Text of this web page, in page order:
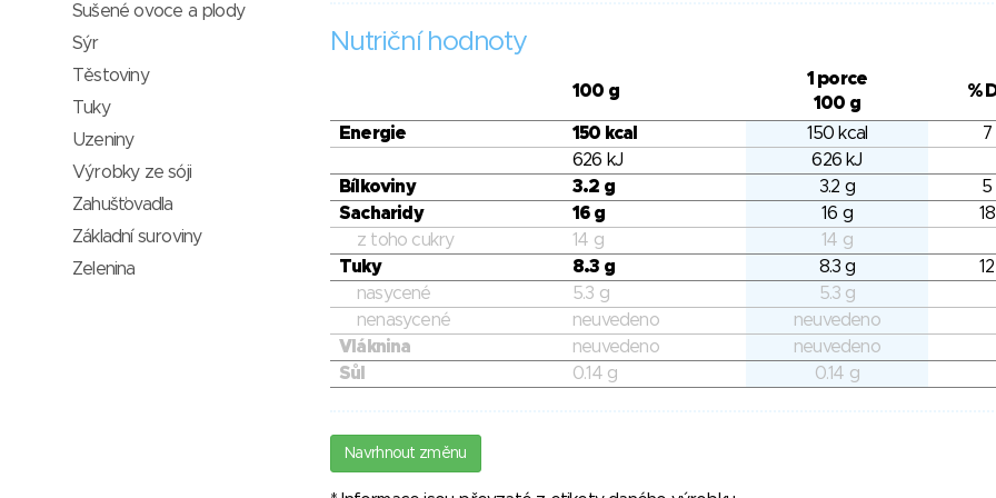
Nutriční hodnoty
100 g
1 porce
100 g
%
Energie 150 kcal 150 kcal
7
626 kJ
626 kJ
Bílkoviny
3.2 g 3.2 g
5
Sacharidy
16 g 16 g
z toho cukry
14 g
14 g
Tuky
8.3 g 8.3 g
nasycené
5.3 g
5.3 g
nenasycené
neuvedeno
neuvedeno
Vláknina
neuvedeno
neuvedeno
Sůl
0.14 g 0.14 g
Navrhnout změnu
Sušené ovoce a plody
Sýr
Těstoviny
Tuky
Uzeniny
Výrobky ze sóji
Zahušťovadla
Základní suroviny
Zelenina